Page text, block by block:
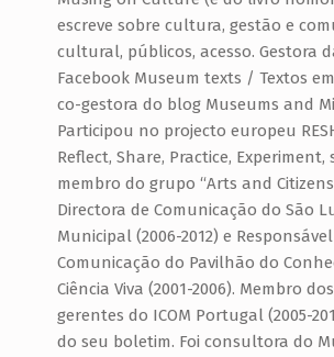
escreve sobre cultura, gestão e
cultural, públicos, acesso. Gestora
Facebook Museum texts / Textos
co-gestora do blog Museums and
Participou no projecto europeu
Reflect, Share, Practice, Experiment,
membro do grupo “Arts and
Directora de Comunicação do São
Municipal (2006-2012) e
Comunicação do Pavilhão do
Ciência Viva (2001-2006). Membro
gerentes do ICOM Portugal (2005-
do seu boletim. Foi consultora do